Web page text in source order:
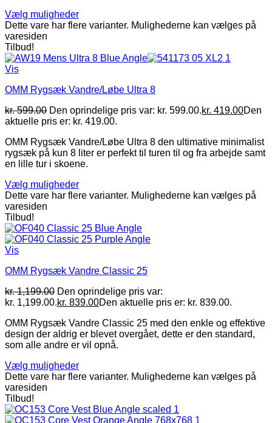
Vælg muligheder
Dette vare har flere varianter. Mulighederne kan vælges på
varesiden
Tilbud!
Vis
OMM Rygsæk Vandre/Løbe Ultra 8
kr.599.00 Den oprindelige pris var: kr. 599.00.kr. 419.00Den
aktuelle pris er: kr. 419.00.
OMM Rygsæk Vandre/Løbe Ultra 8 den ultimative minimalist
rygsæk på kun 8 liter er perfekt til turen til og fra arbejde samt
en lille tur i skoene.
Vælg muligheder
Dette vare har flere varianter. Mulighederne kan vælges på
varesiden
Tilbud!
Vis
OMM Rygsæk Vandre Classic 25
kr.1,199.00 Den oprindelige pris var:
kr. 1,199.00.kr. 839.00Den aktuelle pris er: kr. 839.00.
OMM Rygsæk Vandre Classic 25 med den enkle og effektive
design der aldrig er blevet overgået, dette er den standard,
som alle andre er vil opnå.
Vælg muligheder
Dette vare har flere varianter. Mulighederne kan vælges på
varesiden
Tilbud!